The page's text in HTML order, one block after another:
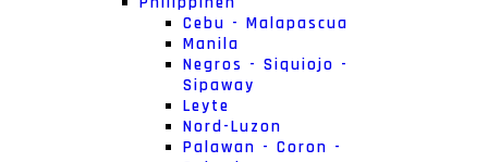
Cebu - Malapascua
Manila
Negros - Siquiojo -
Sipaway
Leyte
Nord-Luzon
Palawan - Coron -